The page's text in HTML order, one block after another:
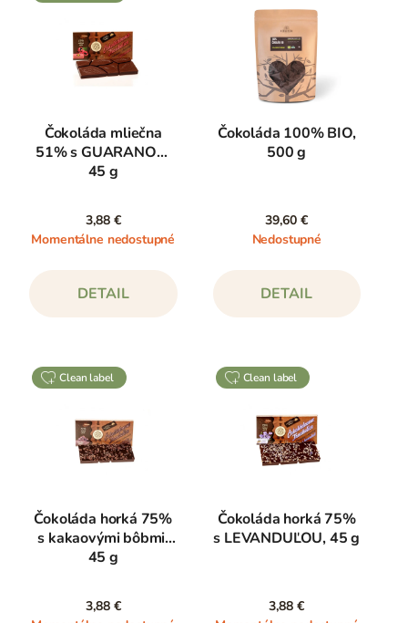
Čokoláda mliečna
51% s GUARANOU,
45 g
3,88 €
Momentálne nedostupné
DETAIL
Čokoláda 100% BIO,
500 g
39,60 €
Nedostupné
DETAIL
clean label
Čokoláda horká 75%
s kakaovými bôbmi,
45 g
3,88 €
clean label
Čokoláda horká 75%
s LEVANDUĽOU, 45 g
3,88 €